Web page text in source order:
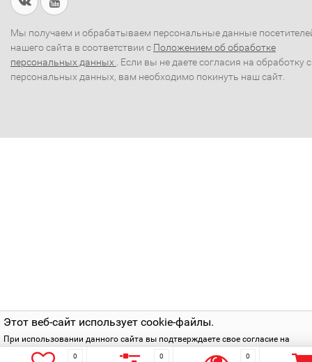
Этот веб-сайт использует cookie-файлы.
При использовании данного сайта вы подтверждаете свое согласие на
использование cookie-файлов в соответствии с нашей
Мы получаем и обрабатываем персональные данные
нашего сайта в соответствии с Положением об обработке
персональных данных . Если вы не даете согласия на обработку
персональных данных, вам необходимо покинуть наш сайт.
0 0 0